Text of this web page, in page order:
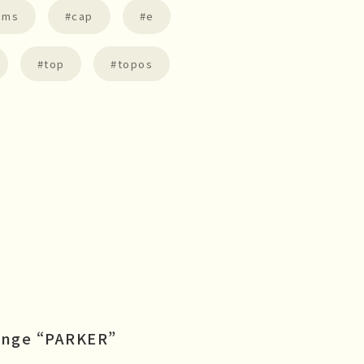
cap e
top topos
“PARKER”